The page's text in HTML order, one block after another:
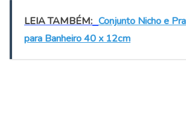
LEIA TAMBÉM: Conjunto Nicho e
para Banheiro 40 x 12cm